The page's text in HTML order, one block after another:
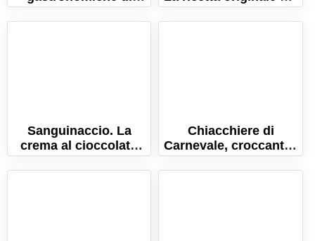
Carnevale: una festa
di sapori e delizie!
tortelli lombardi.
Sanguinaccio. La
crema al cioccolato
per intingere le
chiacchiere!
Chiacchiere di
Carnevale, croccanti e
friabili. La ricetta
originale.